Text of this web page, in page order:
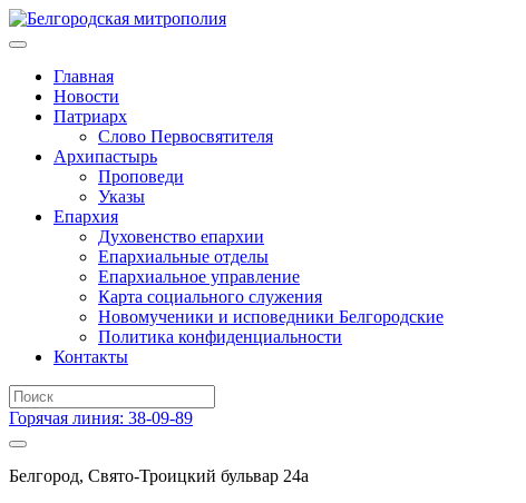
Главная
Новости
Патриарх
Слово Первосвятителя
Архипастырь
Проповеди
Указы
Епархия
Духовенство епархии
Епархиальные отделы
Епархиальное управление
Карта социального служения
Новомученики и исповедники Белгородские
Политика конфиденциальности
Контакты
Горячая линия: 38-09-89
Белгород, Свято-Троицкий бульвар 24а